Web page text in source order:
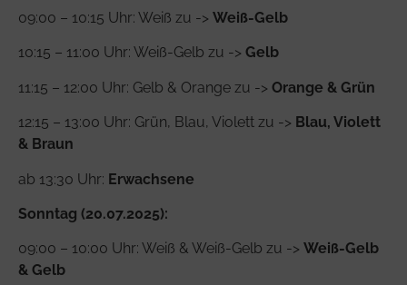
09:00 – 10:15 Uhr: Weiß zu -> Weiß-Gelb
10:15 – 11:00 Uhr: Weiß-Gelb zu -> Gelb
11:15 – 12:00 Uhr: Gelb & Orange zu -> Orange & Grün
12:15 – 13:00 Uhr: Grün, Blau, Violett zu -> Blau, Violett
& Braun
ab 13:30 Uhr: Erwachsene
Sonntag (20.07.2025):
09:00 – 10:00 Uhr: Weiß & Weiß-Gelb zu -> Weiß-Gelb
& Gelb